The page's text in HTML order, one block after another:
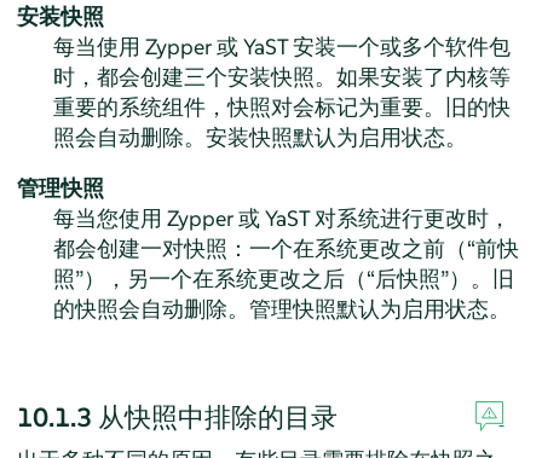
安装快照
每当使用 Zypper 或 YaST 安装一个或多个软件包
时，都会创建三个安装快照。如果安装了内核等
重要的系统组件，快照对会标记为重要。旧的快
照会自动删除。安装快照默认为启用状态。
管理快照
每当您使用 Zypper 或 YaST 对系统进行更改时，
都会创建一对快照：一个在系统更改之前（“前快
照”），另一个在系统更改之后（“后快照”）。旧
的快照会自动删除。管理快照默认为启用状态。
10.1.3 从快照中排除的目录